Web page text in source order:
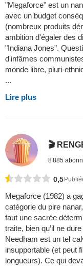
"Megaforce" est un
avec un budget
(nombreux produits
ambition d'égaler des
"Indiana Jones".
d'infâmes
monde libre, pluri-
...
Lire plus
🎬
8 885
0,5
Megaforce (1982) a
catégorie du pire
faut une sacrée
traite, bien qu’il ne
Needham est un tel
insupportable (et peut
longueurs). Ce qui